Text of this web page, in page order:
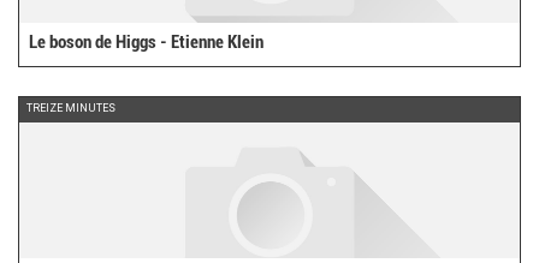
Le boson de Higgs - Etienne Klein
TREIZE MINUTES